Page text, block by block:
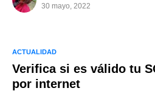
30 mayo, 2022
ACTUALIDAD
Verifica si es válido tu
por internet